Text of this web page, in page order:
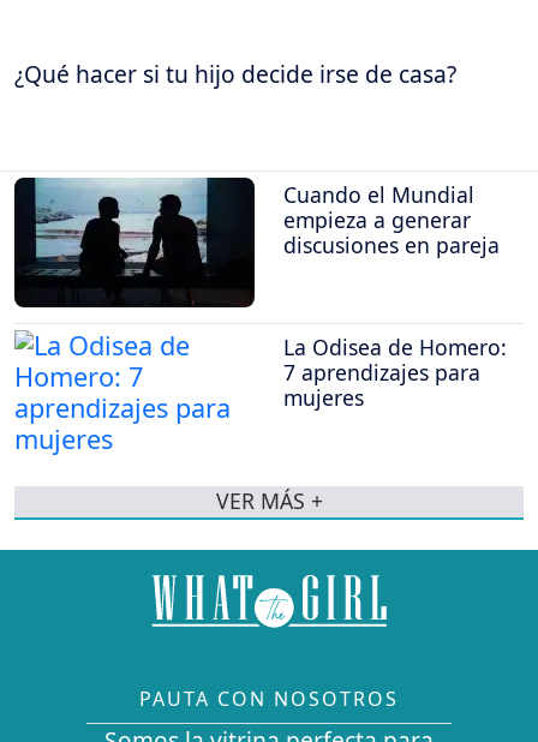
¿Qué hacer si tu hijo decide irse de casa?
Cuando el Mundial
empieza a generar
discusiones en pareja
La Odisea de Homero:
7 aprendizajes para
mujeres
VER MÁS +
PAUTA CON NOSOTROS